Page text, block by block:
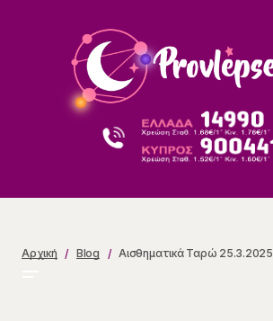
Αρχική Blog Αισθηματικά Ταρώ 25.3.2025